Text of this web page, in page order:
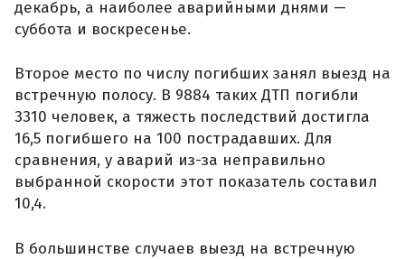
декабрь, а наиболее аварийными днями —
суббота и воскресенье.
Второе место по числу погибших занял выезд на
встречную полосу. В 9884 таких ДТП погибли
3310 человек, а тяжесть последствий достигла
16,5 погибшего на 100 пострадавших. Для
сравнения, у аварий из-за неправильно
выбранной скорости этот показатель составил
10,4.
В большинстве случаев выезд на встречную